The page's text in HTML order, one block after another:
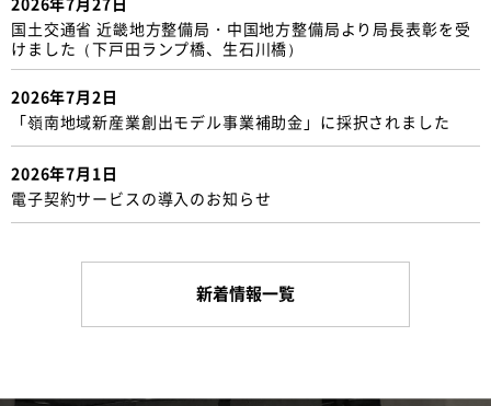
国土交通省 近畿地方整備局・中国地方整備局より局長表彰を受
けました（下戸田ランプ橋、生石川橋）
2026年7月2日
「嶺南地域新産業創出モデル事業補助金」に採択されました
2026年7月1日
電子契約サービスの導入のお知らせ
新着情報一覧